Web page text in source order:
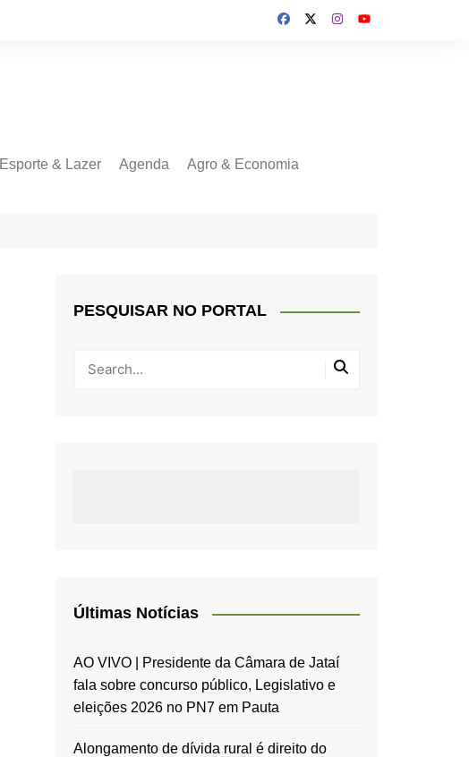
Esporte & Lazer Agenda Agro & Economia
PESQUISAR NO PORTAL
Últimas Notícias
AO VIVO | Presidente da Câmara de Jataí
fala sobre concurso público, Legislativo e
eleições 2026 no PN7 em Pauta
Alongamento de dívida rural é direito do